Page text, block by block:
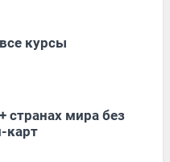
курсы
странах мира без
карт